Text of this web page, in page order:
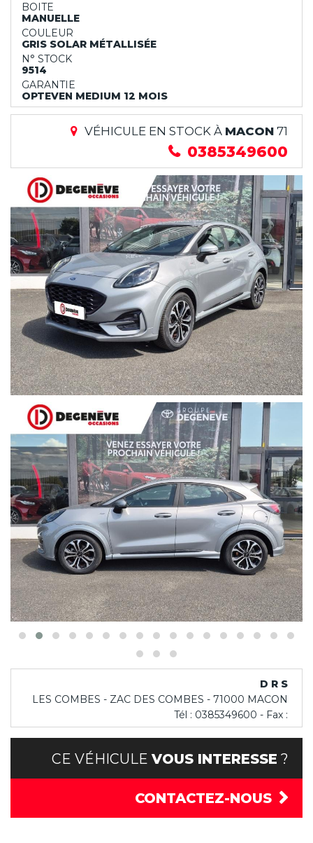
BOITE
MANUELLE
COULEUR
GRIS SOLAR MÉTALLISÉE
N° STOCK
9514
GARANTIE
OPTEVEN MEDIUM 12 MOIS
VÉHICULE EN STOCK À MACON 71
0385349600
D R S
LES COMBES - ZAC DES COMBES - 71000 MACON
Tél : 0385349600 - Fax :
CE VÉHICULE VOUS INTERESSE ?
CONTACTEZ-NOUS